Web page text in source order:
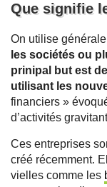
Que signifie
On utilise
les sociétés ou
prinipal but est
utilisant les
financiers »
d’activités
Ces entreprises
créé récemment.
vielles comme les